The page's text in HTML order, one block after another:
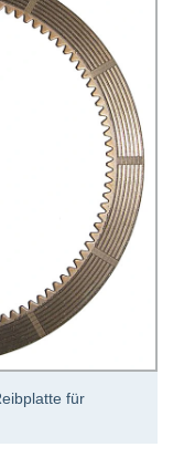
Einzigartig geformter,